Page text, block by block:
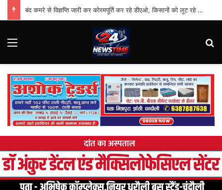
बंद कमरे से विज्ञप्ति जारी कर कोरमपूर्ति कर रहे डीएओ, किसानों को लूट रहे निजी दुकानदार
Menu